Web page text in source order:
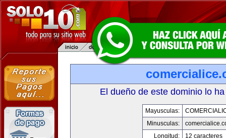
El dueño de este dominio lo
Mayusculas:
Minusculas:
Longitud:
12 caracteres